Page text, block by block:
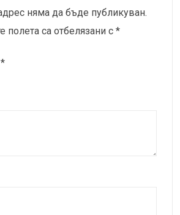
няма да бъде публикуван.
полета са отбелязани с *
*